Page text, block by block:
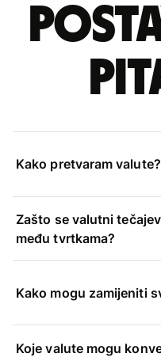
Kako pretvaram valute?
Zašto se valutni
među tvrtkama?
Kako mogu zamijeniti
Koje valute mogu